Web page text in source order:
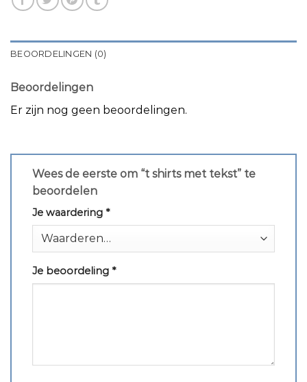
BEOORDELINGEN (0)
Beoordelingen
Er zijn nog geen beoordelingen.
Wees de eerste om “t shirts met tekst” te
beoordelen
Je waardering *
Je beoordeling *